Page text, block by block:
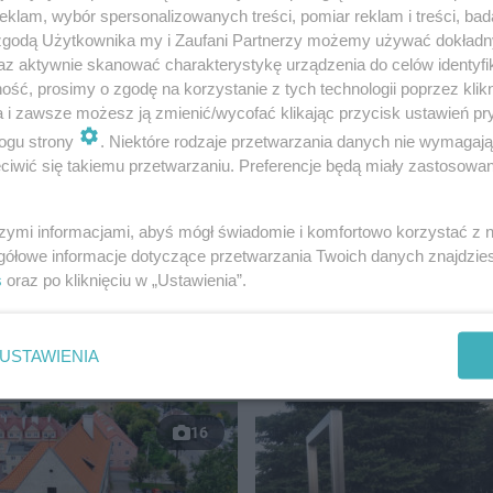
i frekwencja, która jest w tej chwili już 73 proc.,
mandatów wskazuje, że to opozycja będzie tworzyć
przez IPSOS dla TVN, TVP i Polsatu, Prawo i
drugie miejsce z wynikiem 32,3 proc. zajęła
zdobywając w naszym woj. 10,5 proc.
16
wybór spersonalizowanych treści, pomiar reklam i treści,
Użytkownika my i Zaufani Partnerzy możemy używać
aktywnie skanować charakterystykę urządzenia do celów
prosimy o zgodę na korzystanie z tych technologii poprzez
i zawsze możesz ją zmienić/wycofać klikając przycisk ustawień
strony
. Niektóre rodzaje przetwarzania danych nie
się takiemu przetwarzaniu. Preferencje będą miały
informacjami, abyś mógł świadomie i komfortowo korzystać z
informacje dotyczące przetwarzania Twoich danych
oraz po kliknięciu w „Ustawienia”.
USTAWIENIA